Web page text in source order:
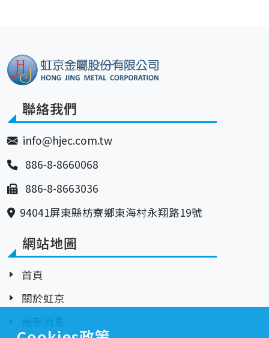
聯絡我們
info@hjec.com.tw
886-8-8660068
886-8-8663036
94041屏東縣枋寮鄉東海村永翔路19號
網站地圖
首頁
關於虹京